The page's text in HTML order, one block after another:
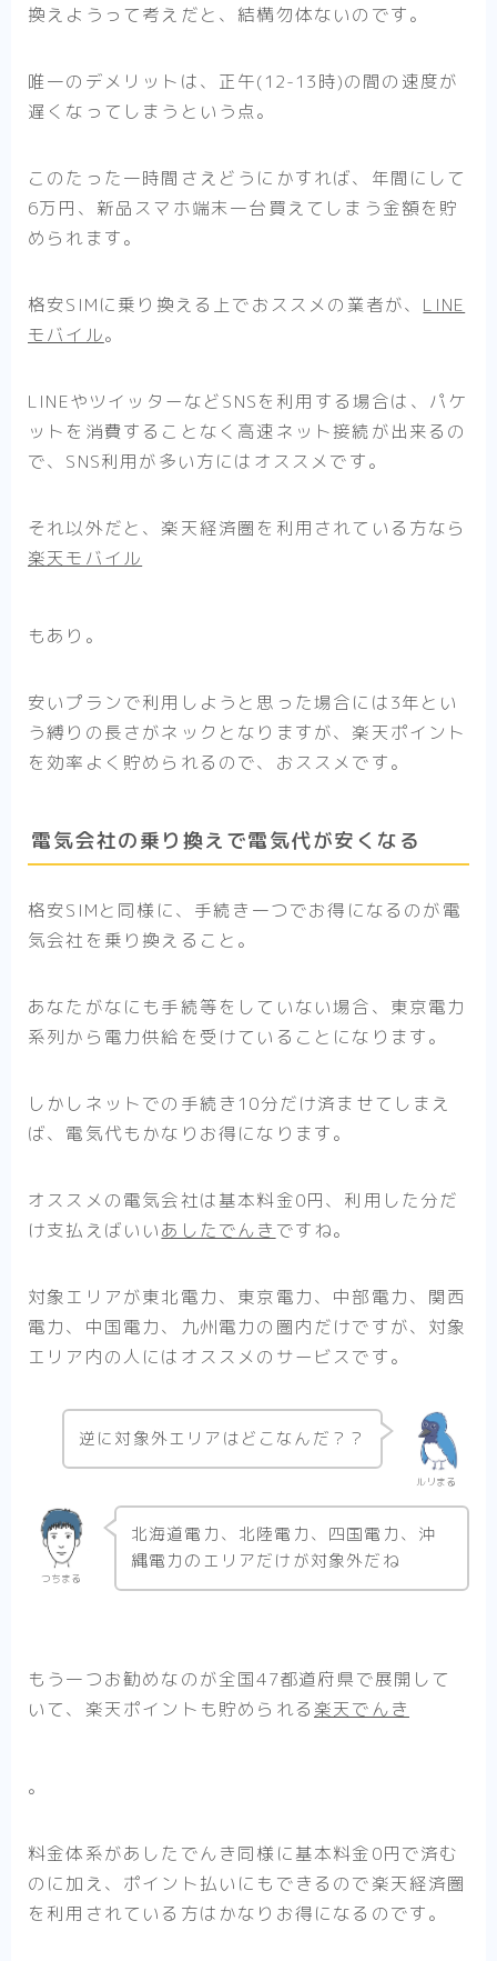
換えようって考えだと、結構勿体ないのです。
唯一のデメリットは、正午(12-13時)の間の速度が
遅くなってしまうという点。
このたった一時間さえどうにかすれば、年間にして
6万円、新品スマホ端末一台買えてしまう金額を貯
められます。
格安SIMに乗り換える上でおススメの業者が、 LINE
モバイル。
LINEやツイッターなどSNSを利用する場合は、パケ
ットを消費することなく高速ネット接続が出来るの
で、SNS利用が多い方にはオススメです。
それ以外だと、楽天経済圏を利用されている方なら
楽天モバイル
もあり。
安いプランで利用しようと思った場合には3年とい
う縛りの長さがネックとなりますが、楽天ポイント
を効率よく貯められるので、おススメです。
電気会社の乗り換えで電気代が安くなる
格安SIMと同様に、手続き一つでお得になるのが電
気会社を乗り換えること。
あなたがなにも手続等をしていない場合、東京電力
系列から電力供給を受けていることになります。
しかしネットでの手続き10分だけ済ませてしまえ
ば、電気代もかなりお得になります。
オススメの電気会社は基本料金0円、利用した分だ
け支払えばいいあしたでんき ですね。
対象エリアが東北電力、東京電力、中部電力、関西
電力、中国電力、九州電力の圏内だけですが、対象
エリア内の人にはオススメのサービスです。
ルリまる
逆に対象外エリアはどこなんだ？？
つちまる
北海道電力、北陸電力、四国電力、沖
縄電力のエリアだけが対象外だね
もう一つお勧めなのが全国47都道府県で展開して
いて、楽天ポイントも貯められる 楽天でんき
。
料金体系があしたでんき同様に基本料金0円で済む
のに加え、ポイント払いにもできるので楽天経済圏
を利用されている方はかなりお得になるのです。